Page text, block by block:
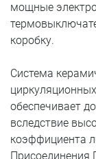
мощные
коробку.
Система
обеспечивает
вследствие
коэффициента
Присоединения